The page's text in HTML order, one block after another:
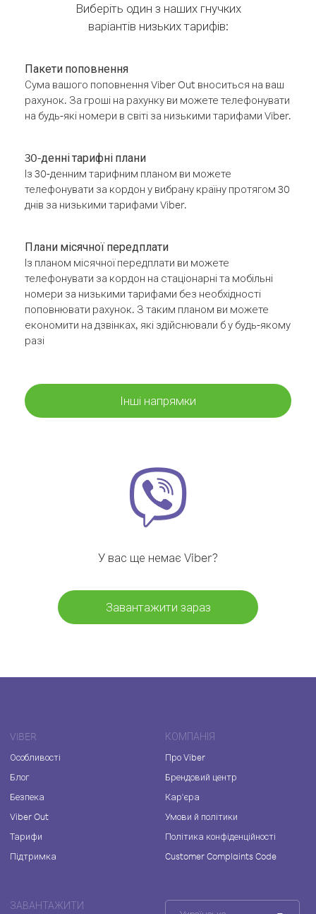
Виберіть один з наших гнучких
варіантів низьких тарифів:
Пакети поповнення
Сума вашого поповнення Viber Out вноситься на ваш
рахунок. За гроші на рахунку ви можете телефонувати
на будь-які номери в світі за низькими тарифами Viber.
30-денні тарифні плани
Із 30-денним тарифним планом ви можете
телефонувати за кордон у вибрану країну протягом 30
днів за низькими тарифами Viber.
Плани місячної передплати
Із планом місячної передплати ви можете
телефонувати за кордон на стаціонарні та мобільні
номери за низькими тарифами без необхідності
поповнювати рахунок. З таким планом ви можете
економити на дзвінках, які здійснювали б у будь-якому
разі
Інші напрямки
У вас ще немає Viber?
Завантажити зараз
VIBER
Особливості
Блог
Безпека
Viber Out
Тарифи
Підтримка
КОМПАНІЯ
Про Viber
Брендовий центр
Кар'єра
Умови й політики
Політика конфіденційності
Customer Complaints Code
ЗАВАНТАЖИТИ